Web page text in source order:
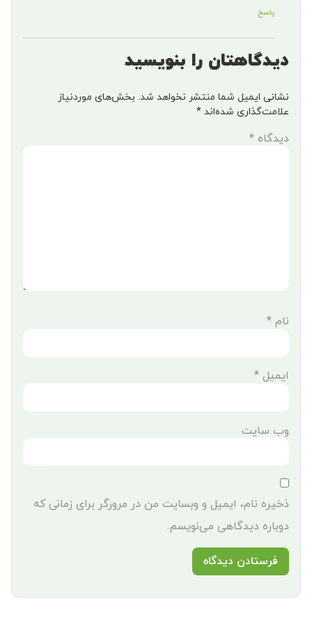
پاسخ
دیدگاهتان را بنویسید
نشانی ایمیل شما منتشر نخواهد شد. بخش‌های موردنیاز
علامت‌گذاری شده‌اند *
دیدگاه *
نام *
ایمیل *
وب‌ سایت
ذخیره نام، ایمیل و وبسایت من در مرورگر برای زمانی که
دوباره دیدگاهی می‌نویسم.